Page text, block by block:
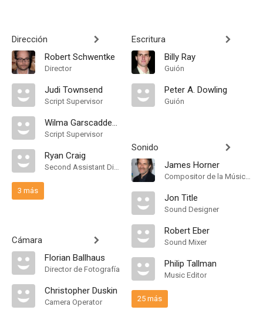
Dirección
Robert Schwentke
Director
Judi Townsend
Script Supervisor
Wilma Garscadden-Gahret
Script Supervisor
Ryan Craig
Second Assistant Director
3 más
Cámara
Florian Ballhaus
Director de Fotografía
Christopher Duskin
Camera Operator
Escritura
Billy Ray
Guión
Peter A. Dowling
Guión
Sonido
James Horner
Compositor de la Música Original, Orquestador, Conductor
Jon Title
Sound Designer
Robert Eber
Sound Mixer
Philip Tallman
Music Editor
25 más